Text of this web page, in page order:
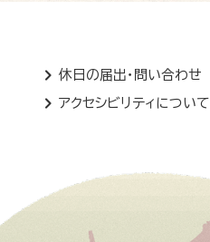
休日の届出・問い合わせ
アクセシビリティについて